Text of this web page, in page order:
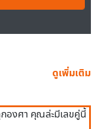
ดูเพิ่มเติม